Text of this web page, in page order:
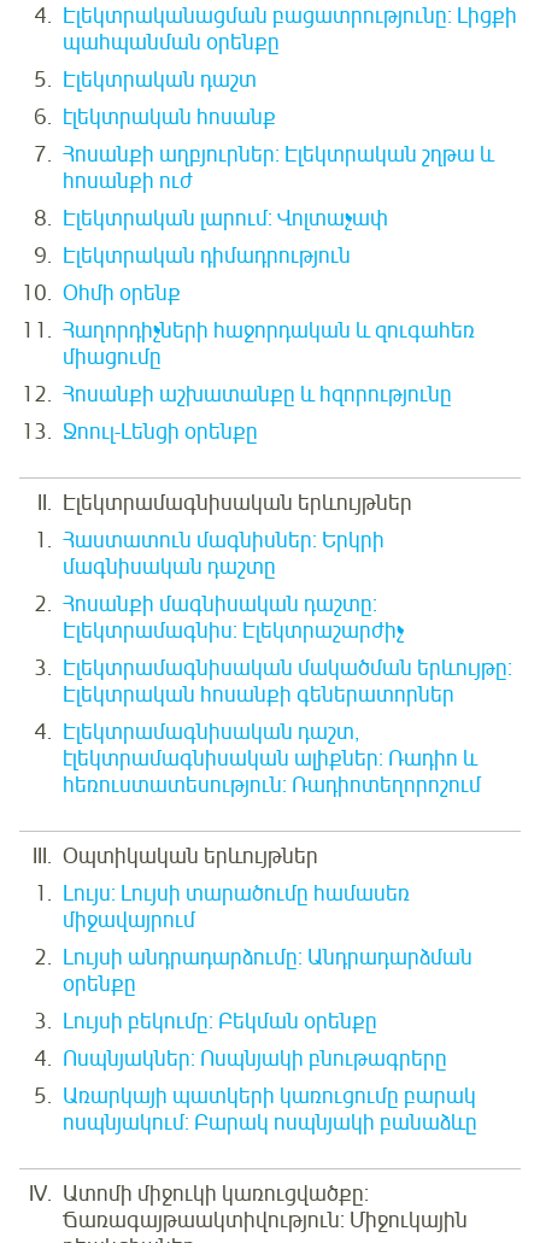
Էլեկտրականացման բացատրությունը: Լիցքի
պահպանման օրենքը
Էլեկտրական դաշտ
էլեկտրական հոսանք
Հոսանքի աղբյուրներ: Էլեկտրական շղթա և
հոսանքի ուժ
Էլեկտրական լարում: Վոլտաչափ
Էլեկտրական դիմադրություն
Օհմի օրենք
Հաղորդիչների հաջորդական և զուգահեռ
միացումը
Հոսանքի աշխատանքը և հզորությունը
Ջոուլ-Լենցի օրենքը
Էլեկտրամագնիսական երևույթներ
Հաստատուն մագնիսներ: Երկրի
մագնիսական դաշտը
Հոսանքի մագնիսական դաշտը:
Էլեկտրամագնիս: Էլեկտրաշարժիչ
Էլեկտրամագնիսական մակածման երևույթը:
Էլեկտրական հոսանքի գեներատորներ
Էլեկտրամագնիսական դաշտ,
էլեկտրամագնիսական ալիքներ: Ռադիո և
հեռուստատեսություն: Ռադիոտեղորոշում
Օպտիկական երևույթներ
Լույս: Լույսի տարածումը համասեռ
միջավայրում
Լույսի անդրադարձումը: Անդրադարձման
օրենքը
Լույսի բեկումը: Բեկման օրենքը
Ոսպնյակներ: Ոսպնյակի բնութագրերը
Առարկայի պատկերի կառուցումը բարակ
ոսպնյակում: Բարակ ոսպնյակի բանաձևը
Ատոմի միջուկի կառուցվածքը:
Ճառագայթաակտիվություն: Միջուկային